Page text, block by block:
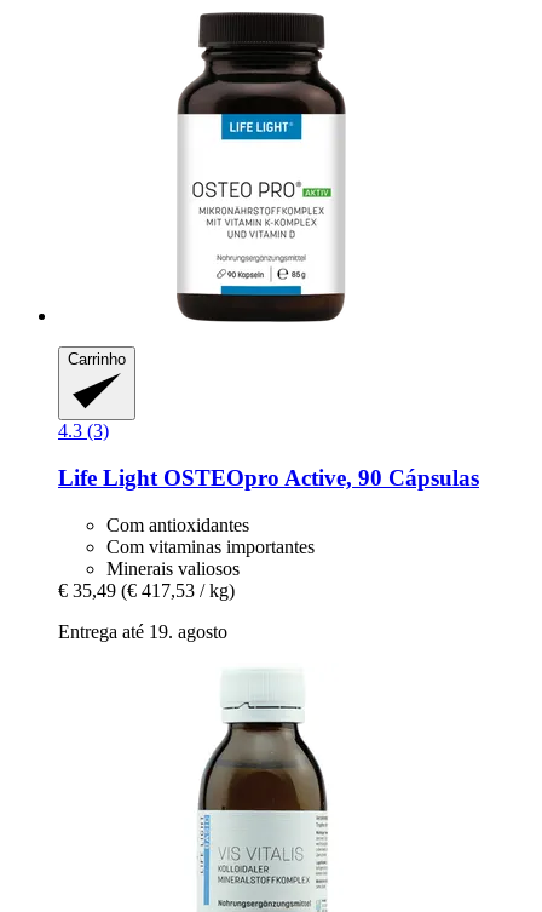
Carrinho
4.3 (3)
Life Light OSTEOpro Active, 90 Cápsulas
Com antioxidantes
Com vitaminas importantes
Minerais valiosos
€ 35,49 (€ 417,53 / kg)
Entrega até 19. agosto